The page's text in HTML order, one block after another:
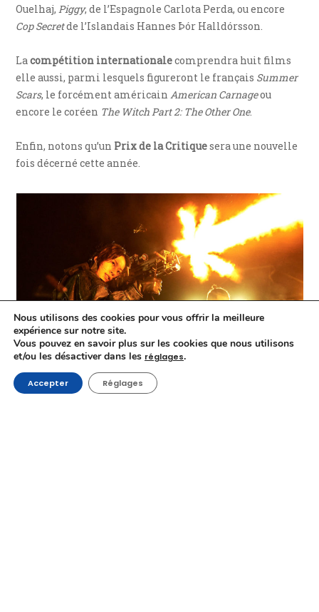
Ouelhaj,Piggy, de l’Espagnole Carlota Perda, ou encore
Cop Secretde l’Islandais Hannes Þór Halldórsson.
Lacompétition internationalecomprendra huit films
elle aussi, parmi lesquels figureront le français Summer
Scars, le forcément américainAmerican Carnageou
encore le coréen The Witch Part 2: The Other One.
Enfin, notons qu’un Prix de la Critiquesera une nouvelle
fois décerné cette année.
The Witch Part 2: The Other One
Nous utilisons des cookies pour vous offrir la meilleure
expérience sur notre site.
Vous pouvez en savoir plus sur les cookies que nous utilisons
et/ou les désactiver dans les réglages.
Accepter Réglages